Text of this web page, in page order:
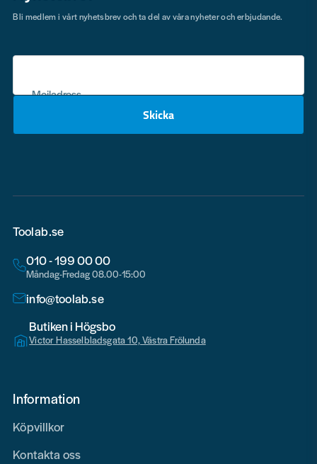
Mejladress
Skicka
Bli medlem i vårt nyhetsbrev och ta del av våra nyheter och erbjudande.
Toolab.se
010 - 199 00 00
Måndag-Fredag 08.00-15:00
info@toolab.se
Butiken i Högsbo
Victor Hasselbladsgata 10, Västra Frölunda
Information
Köpvillkor
Kontakta oss